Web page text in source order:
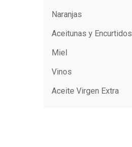
Naranjas
Aceitunas y Encurtidos
Miel
Vinos
Aceite Virgen Extra